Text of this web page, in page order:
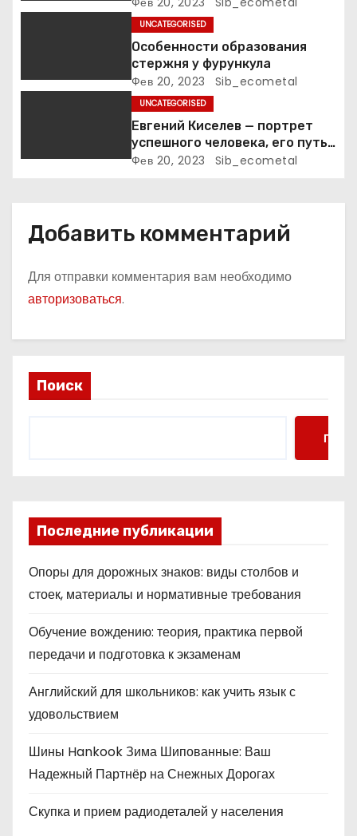
с
UNCATEGORISED
Особенности образования
стержня у фурункула
Фев 20, 2023 Sib_ecometal
UNCATEGORISED
Евгений Киселев — портрет
успешного человека, его путь
к славе и личное счастье
Фев 20, 2023 Sib_ecometal
Добавить комментарий
Для отправки комментария вам необходимо
авторизоваться.
Поиск
Поиск
Последние публикации
Опоры для дорожных знаков: виды столбов и
стоек, материалы и нормативные требования
Обучение вождению: теория, практика первой
передачи и подготовка к экзаменам
Английский для школьников: как учить язык с
удовольствием
Шины Hankook Зима Шипованные: Ваш
Надежный Партнёр на Снежных Дорогах
Скупка и прием радиодеталей у населения